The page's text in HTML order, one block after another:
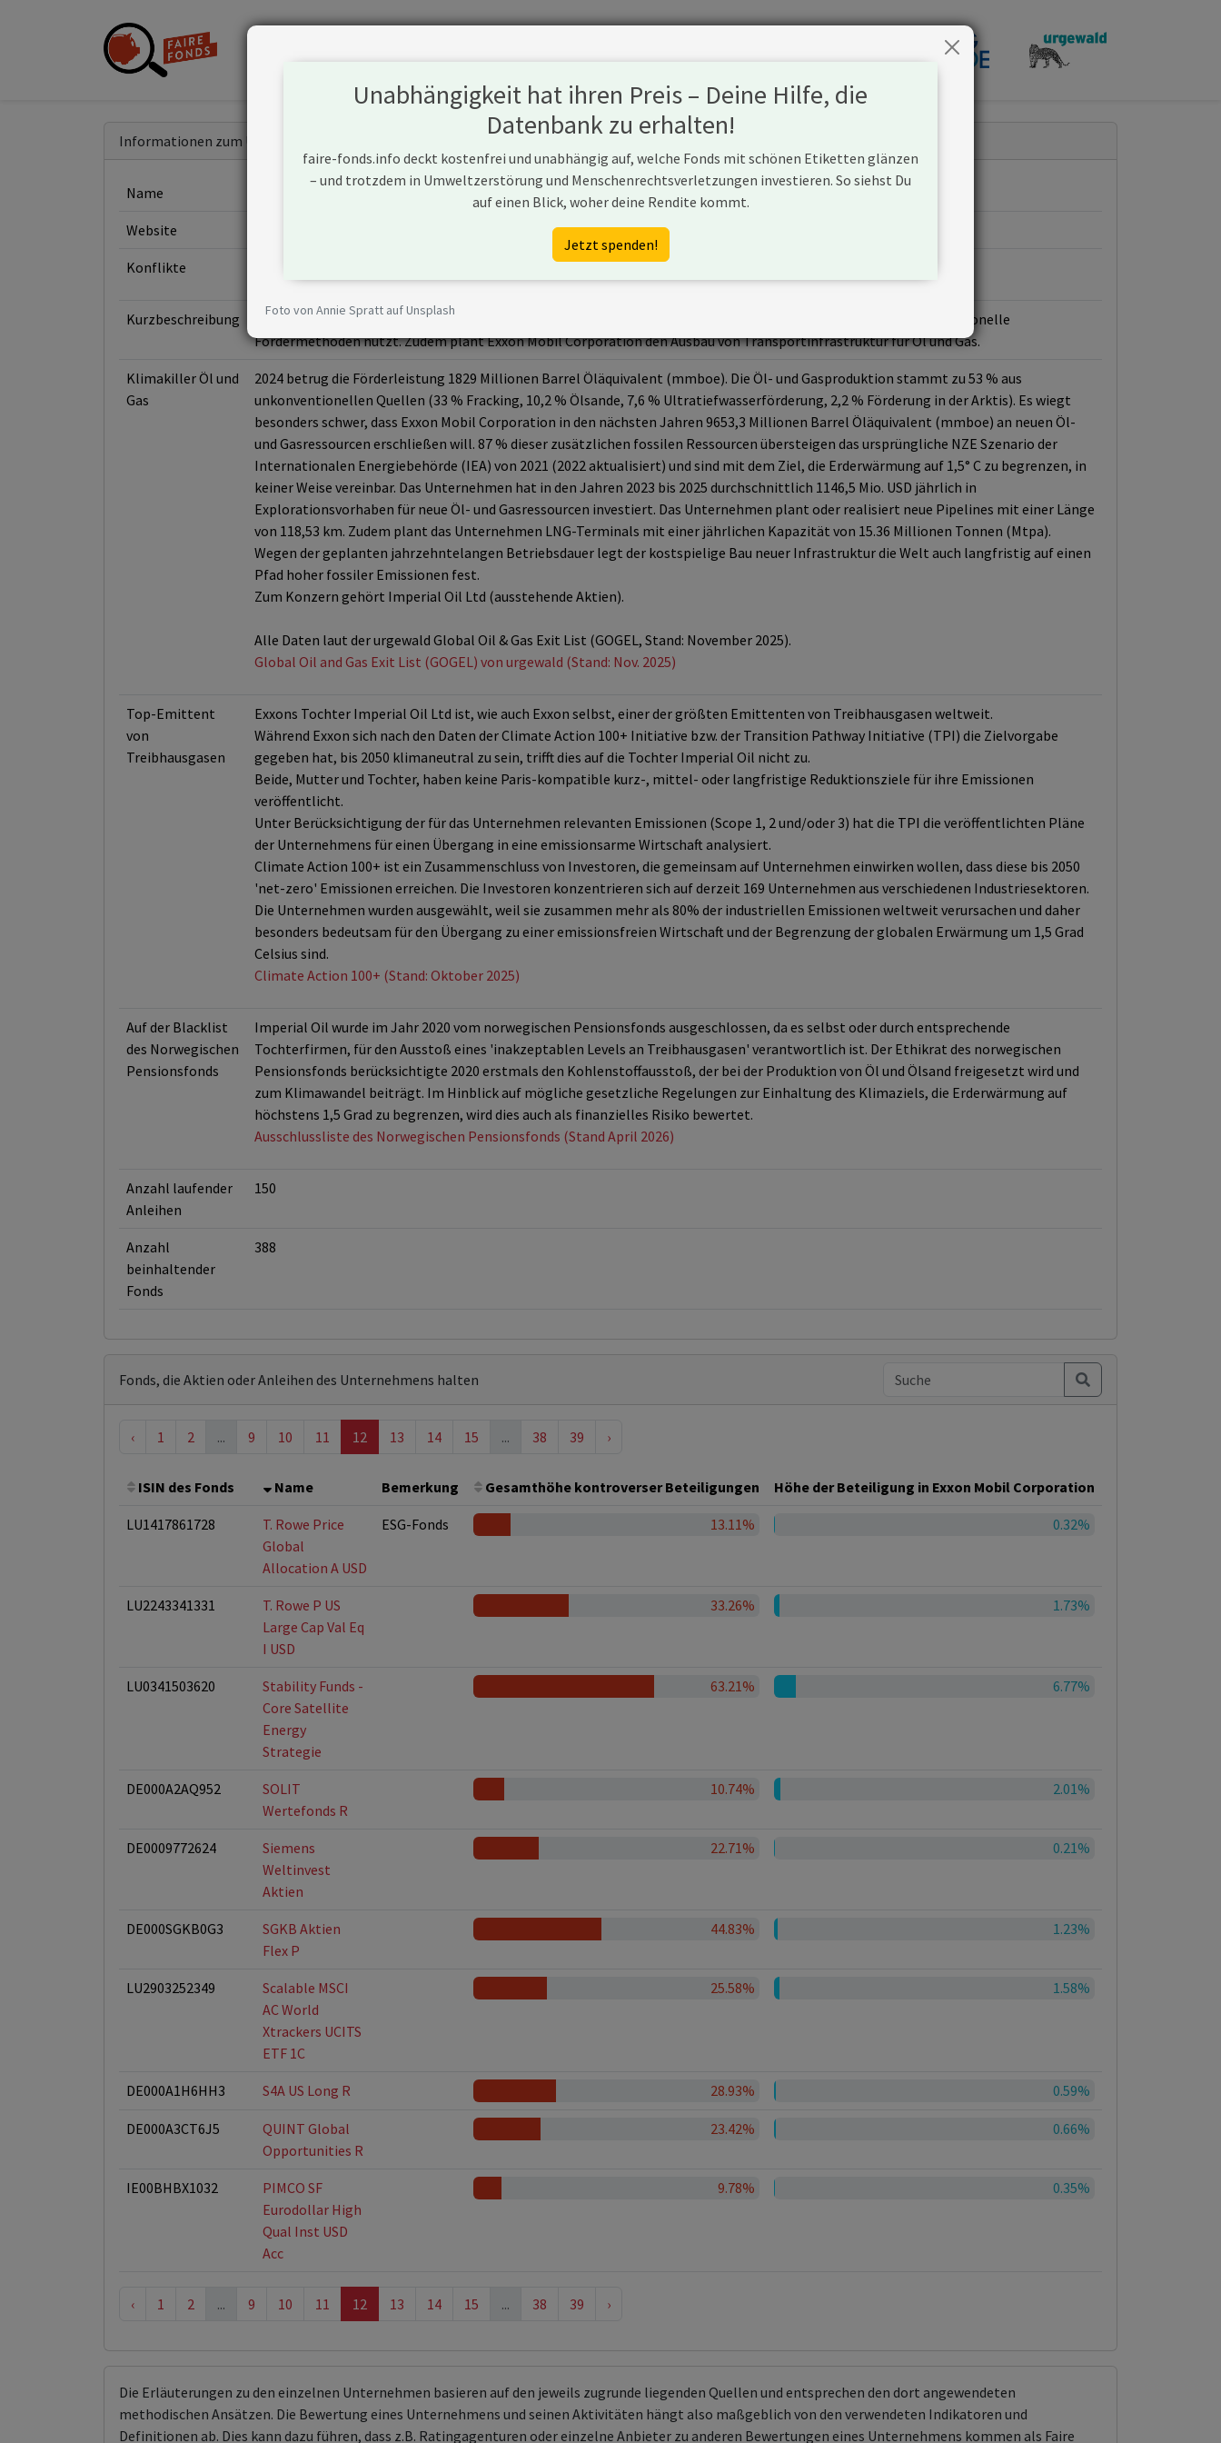
Informationen zum Unternehmen
Name
Website
Konflikte
Kurzbeschreibung
Exxon Mobil Corporation ist ein Unternehmen aus den USA, das in der Öl- und Gasförderung aktiv ist und unkonventionelle
Fördermethoden nutzt. Zudem plant Exxon Mobil Corporation den Ausbau von Transportinfrastruktur für Öl und Gas.
Klimakiller Öl und
Gas
2024 betrug die Förderleistung 1829 Millionen Barrel Öläquivalent (mmboe). Die Öl- und Gasproduktion stammt zu 53 % aus
unkonventionellen Quellen (33 % Fracking, 10,2 % Ölsande, 7,6 % Ultratiefwasserförderung, 2,2 % Förderung in der Arktis). Es wiegt
besonders schwer, dass Exxon Mobil Corporation in den nächsten Jahren 9653,3 Millionen Barrel Öläquivalent (mmboe) an neuen Öl-
und Gasressourcen erschließen will. 87 % dieser zusätzlichen fossilen Ressourcen übersteigen das ursprüngliche NZE Szenario der
Internationalen Energiebehörde (IEA) von 2021 (2022 aktualisiert) und sind mit dem Ziel, die Erderwärmung auf 1,5° C zu begrenzen, in
keiner Weise vereinbar. Das Unternehmen hat in den Jahren 2023 bis 2025 durchschnittlich 1146,5 Mio. USD jährlich in
Explorationsvorhaben für neue Öl- und Gasressourcen investiert. Das Unternehmen plant oder realisiert neue Pipelines mit einer Länge
von 118,53 km. Zudem plant das Unternehmen LNG-Terminals mit einer jährlichen Kapazität von 15.36 Millionen Tonnen (Mtpa).
Wegen der geplanten jahrzehntelangen Betriebsdauer legt der kostspielige Bau neuer Infrastruktur die Welt auch langfristig auf einen
Pfad hoher fossiler Emissionen fest.
Zum Konzern gehört Imperial Oil Ltd (ausstehende Aktien).
Alle Daten laut der urgewald Global Oil & Gas Exit List (GOGEL, Stand: November 2025).
Global Oil and Gas Exit List (GOGEL) von urgewald (Stand: Nov. 2025)
Top-Emittent
von
Treibhausgasen
Exxons Tochter Imperial Oil Ltd ist, wie auch Exxon selbst, einer der größten Emittenten von Treibhausgasen weltweit.
Während Exxon sich nach den Daten der Climate Action 100+ Initiative bzw. der Transition Pathway Initiative (TPI) die Zielvorgabe
gegeben hat, bis 2050 klimaneutral zu sein, trifft dies auf die Tochter Imperial Oil nicht zu.
Beide, Mutter und Tochter, haben keine Paris-kompatible kurz-, mittel- oder langfristige Reduktionsziele für ihre Emissionen
veröffentlicht.
Unter Berücksichtigung der für das Unternehmen relevanten Emissionen (Scope 1, 2 und/oder 3) hat die TPI die veröffentlichten Pläne
der Unternehmens für einen Übergang in eine emissionsarme Wirtschaft analysiert.
Climate Action 100+ ist ein Zusammenschluss von Investoren, die gemeinsam auf Unternehmen einwirken wollen, dass diese bis 2050
'net-zero' Emissionen erreichen. Die Investoren konzentrieren sich auf derzeit 169 Unternehmen aus verschiedenen Industriesektoren.
Die Unternehmen wurden ausgewählt, weil sie zusammen mehr als 80% der industriellen Emissionen weltweit verursachen und daher
besonders bedeutsam für den Übergang zu einer emissionsfreien Wirtschaft und der Begrenzung der globalen Erwärmung um 1,5 Grad
Celsius sind.
Climate Action 100+ (Stand: Oktober 2025)
Auf der Blacklist
des Norwegischen
Pensionsfonds
Imperial Oil wurde im Jahr 2020 vom norwegischen Pensionsfonds ausgeschlossen, da es selbst oder durch entsprechende
Tochterfirmen, für den Ausstoß eines 'inakzeptablen Levels an Treibhausgasen' verantwortlich ist. Der Ethikrat des norwegischen
Pensionsfonds berücksichtigte 2020 erstmals den Kohlenstoffausstoß, der bei der Produktion von Öl und Ölsand freigesetzt wird und
zum Klimawandel beiträgt. Im Hinblick auf mögliche gesetzliche Regelungen zur Einhaltung des Klimaziels, die Erderwärmung auf
höchstens 1,5 Grad zu begrenzen, wird dies auch als finanzielles Risiko bewertet.
Ausschlussliste des Norwegischen Pensionsfonds (Stand April 2026)
Anzahl laufender
Anleihen
150
Anzahl
beinhaltender
Fonds
388
Fonds, die Aktien oder Anleihen des Unternehmens halten
‹ 1 2 ... 9 10 11 12 13 14 15 ... 38 39 ›
ISIN des Fonds Name Bemerkung Gesamthöhe kontroverser Beteiligungen Höhe der Beteiligung in Exxon Mobil Corporation
LU1417861728
T. Rowe Price
Global
Allocation A USD
ESG-Fonds 13.11% 0.32%
LU2243341331
T. Rowe P US
Large Cap Val Eq
I USD
33.26% 1.73%
LU0341503620
Stability Funds -
Core Satellite
Energy
Strategie
63.21% 6.77%
DE000A2AQ952
SOLIT
Wertefonds R
10.74% 2.01%
DE0009772624
Siemens
Weltinvest
Aktien
22.71% 0.21%
DE000SGKB0G3
SGKB Aktien
Flex P
44.83% 1.23%
LU2903252349
Scalable MSCI
AC World
Xtrackers UCITS
ETF 1C
25.58% 1.58%
DE000A1H6HH3 S4A US Long R 28.93% 0.59%
DE000A3CT6J5
QUINT Global
Opportunities R
23.42% 0.66%
IE00BHBX1032
PIMCO SF
Eurodollar High
Qual Inst USD
Acc
9.78% 0.35%
‹ 1 2 ... 9 10 11 12 13 14 15 ... 38 39 ›
Die Erläuterungen zu den einzelnen Unternehmen basieren auf den jeweils zugrunde liegenden Quellen und entsprechen den dort angewendeten
methodischen Ansätzen. Die Bewertung eines Unternehmens und seinen Aktivitäten hängt also maßgeblich von den verwendeten Indikatoren und
Definitionen ab. Dies kann dazu führen, dass z.B. Ratingagenturen oder einzelne Anbieter zu anderen Bewertungen eines Unternehmens kommen als Faire
Unabhängigkeit hat ihren Preis – Deine Hilfe, die
Datenbank zu erhalten!
faire-fonds.info deckt kostenfrei und unabhängig auf, welche Fonds mit schönen Etiketten glänzen
– und trotzdem in Umweltzerstörung und Menschenrechtsverletzungen investieren. So siehst Du
auf einen Blick, woher deine Rendite kommt.
Jetzt spenden!
Foto von Annie Spratt auf Unsplash